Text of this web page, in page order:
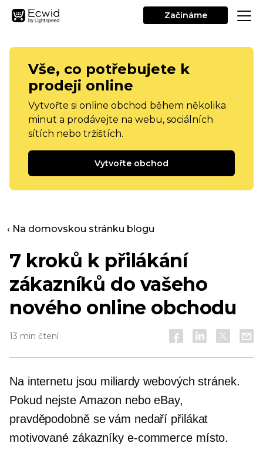
Začínáme
Vše, co potřebujete k
prodeji online
Vytvořte si online obchod během několika
minut a prodávejte na webu, sociálních
sítích nebo tržištích.
Vytvořte obchod
‹ Na domovskou stránku blogu
7 kroků k přilákání
zákazníků do vašeho
nového online obchodu
13 min čtení
Na internetu jsou miliardy webových stránek.
Pokud nejste Amazon nebo eBay,
pravděpodobně se vám nedaří přilákat
motivované zákazníky e-commercemísto.